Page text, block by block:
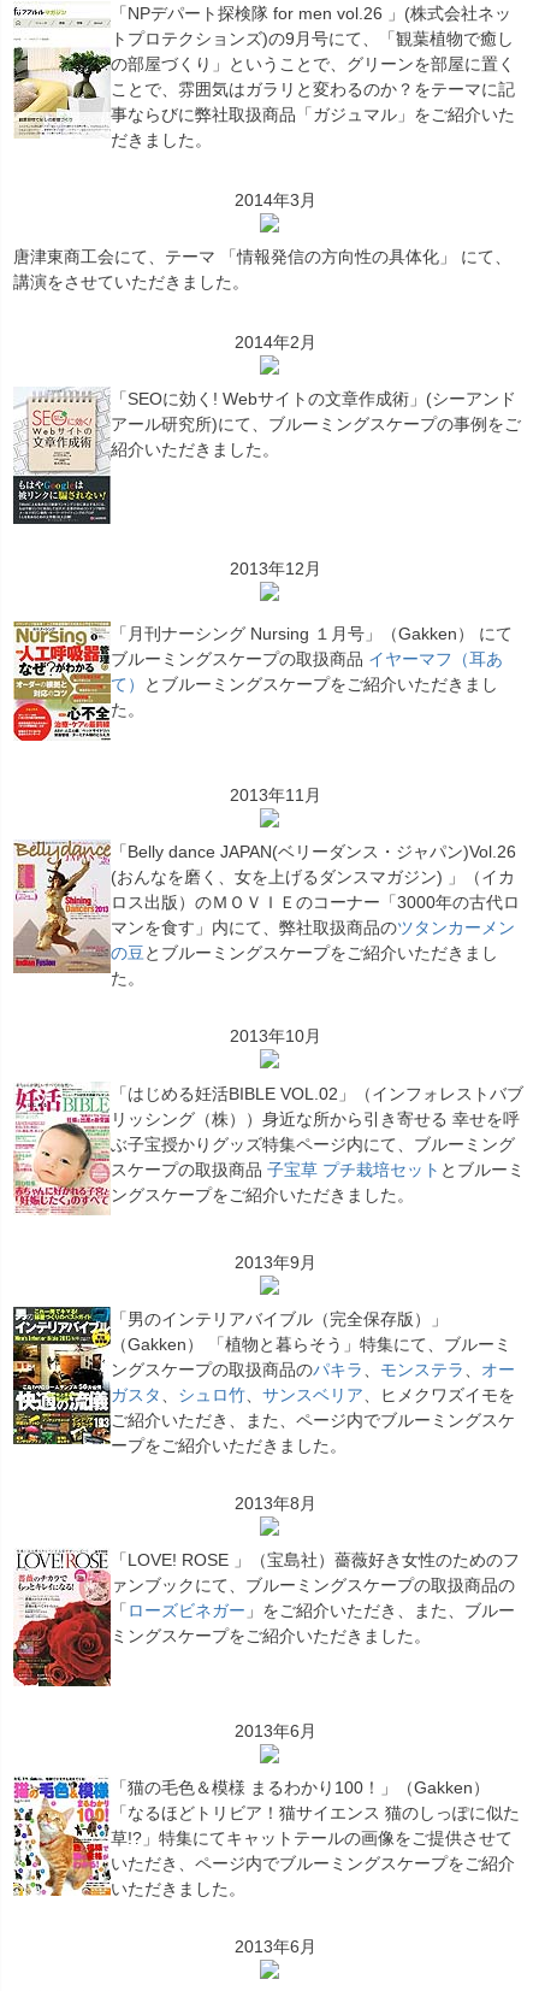
「NPデパート探検隊 for men vol.26 」(株式会社ネッ
トプロテクションズ)の9月号にて、「観葉植物で癒し
の部屋づくり」ということで、グリーンを部屋に置く
ことで、雰囲気はガラリと変わるのか？をテーマに記
事ならびに弊社取扱商品「ガジュマル」をご紹介いた
だきました。
2014年3月
唐津東商工会にて、テーマ 「情報発信の方向性の具体化」 にて、
講演をさせていただきました。
2014年2月
「SEOに効く! Webサイトの文章作成術」(シーアンド
アール研究所)にて、ブルーミングスケープの事例をご
紹介いただきました。
2013年12月
「月刊ナーシング Nursing １月号」（Gakken） にて
ブルーミングスケープの取扱商品 イヤーマフ（耳あ
て）
とブルーミングスケープをご紹介いただきまし
た。
2013年11月
「Belly dance JAPAN(ベリーダンス・ジャパン)Vol.26
(おんなを磨く、女を上げるダンスマガジン) 」（イカ
ロス出版）のＭＯＶＩＥのコーナー「3000年の古代ロ
マンを食す」内にて、弊社取扱商品のツタンカーメン
の豆とブルーミングスケープをご紹介いただきまし
た。
2013年10月
「はじめる妊活BIBLE VOL.02」（インフォレストバブ
リッシング（株））身近な所から引き寄せる 幸せを呼
ぶ子宝授かりグッズ特集ページ内にて、ブルーミング
スケープの取扱商品 子宝草 プチ栽培セット とブルーミ
ングスケープをご紹介いただきました。
2013年9月
「男のインテリアバイブル（完全保存版）」
（Gakken） 「植物と暮らそう」特集にて、ブルーミ
ングスケープの取扱商品のパキラ モンステラ
オー
ガスタ
シュロ竹 サンスベリア 、ヒメクワズイモを
ご紹介いただき、また、ページ内でブルーミングスケ
ープをご紹介いただきました。
2013年8月
「LOVE! ROSE 」（宝島社）薔薇好き女性のためのフ
ァンブックにて、ブルーミングスケープの取扱商品の
「ローズビネガー 」をご紹介いただき、また、ブルー
ミングスケープをご紹介いただきました。
2013年6月
「猫の毛色＆模様 まるわかり100！」（Gakken）
「なるほどトリビア！猫サイエンス 猫のしっぽに似た
草!?」特集にてキャットテールの画像をご提供させて
いただき、ページ内でブルーミングスケープをご紹介
いただきました。
2013年6月